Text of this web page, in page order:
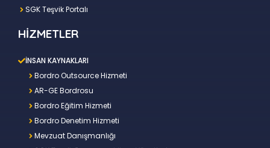
SGK Teşvik Portalı
HİZMETLER
İNSAN KAYNAKLARI
Bordro Outsource Hizmeti
AR-GE Bordrosu
Bordro Eğitim Hizmeti
Bordro Denetim Hizmeti
Mevzuat Danışmanlığı